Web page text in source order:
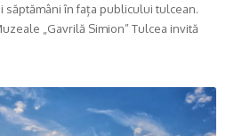
săptămâni în fața publicului tulcean.
„Gavrilă Simion” Tulcea invită